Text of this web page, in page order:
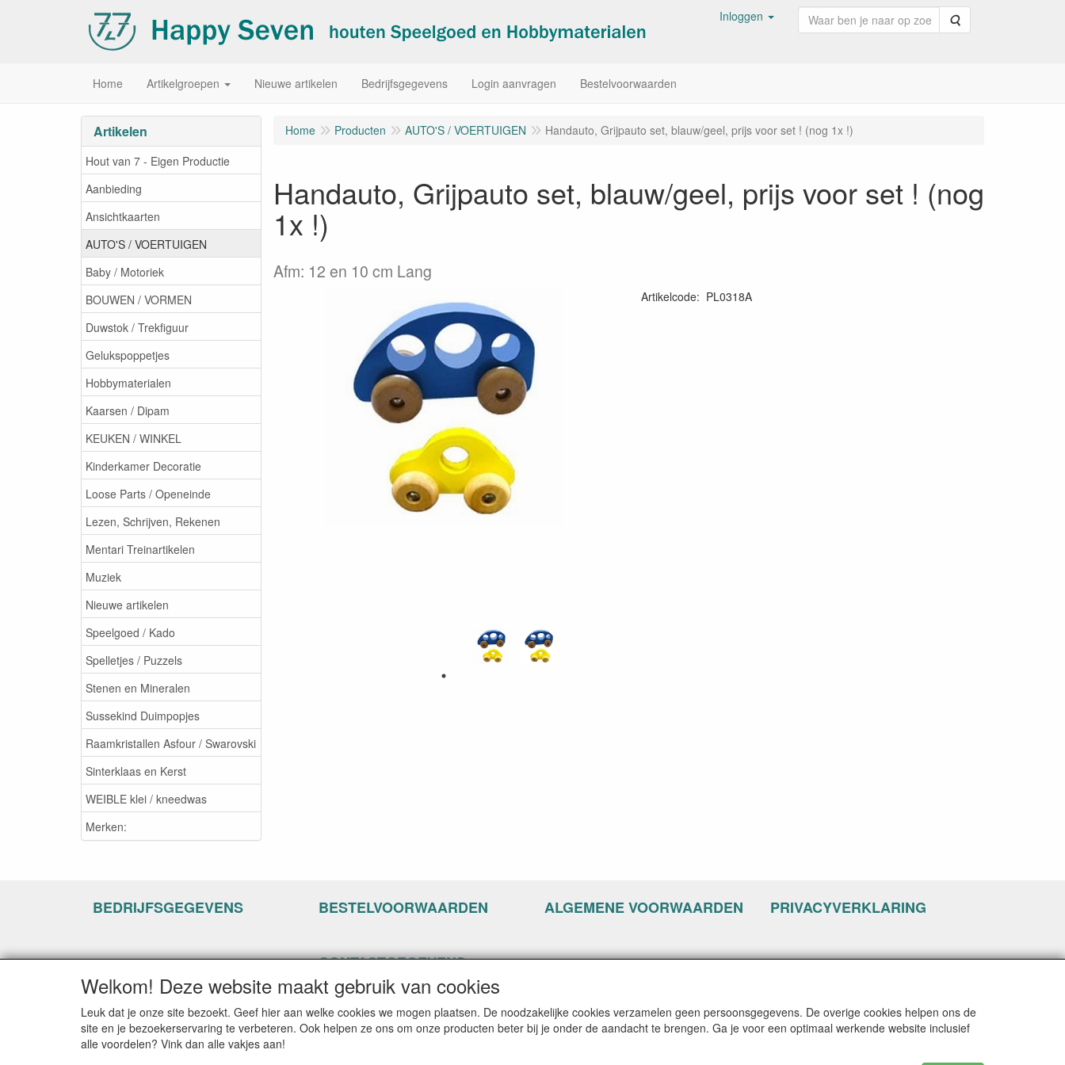
Inloggen Zoeken
Home Artikelgroepen Nieuwe artikelen Bedrijfsgegevens Login aanvragen Bestelvoorwaarden
Artikelen
Hout van 7 - Eigen Productie
Aanbieding
Ansichtkaarten
AUTO'S / VOERTUIGEN
Baby / Motoriek
BOUWEN / VORMEN
Duwstok / Trekfiguur
Gelukspoppetjes
Hobbymaterialen
Kaarsen / Dipam
KEUKEN / WINKEL
Kinderkamer Decoratie
Loose Parts / Openeinde
Lezen, Schrijven, Rekenen
Mentari Treinartikelen
Muziek
Nieuwe artikelen
Speelgoed / Kado
Spelletjes / Puzzels
Stenen en Mineralen
Sussekind Duimpopjes
Raamkristallen Asfour / Swarovski
Sinterklaas en Kerst
WEIBLE klei / kneedwas
Merken:
Home Producten AUTO'S / VOERTUIGEN Handauto, Grijpauto set, blauw/geel, prijs voor set ! (nog 1x !)
Handauto, Grijpauto set, blauw/geel, prijs voor set ! (nog
1x !)
Afm: 12 en 10 cm Lang
Artikelcode: PL0318A
BEDRIJFSGEGEVENS BESTELVOORWAARDEN ALGEMENE VOORWAARDEN PRIVACYVERKLARING
CONTACTGEGEVENS
www.happyseven.nl
Hogenhof 13-15
3861 CG Nijkerk
Welkom! Deze website maakt gebruik van cookies
Leuk dat je onze site bezoekt. Geef hier aan welke cookies we mogen plaatsen. De noodzakelijke cookies verzamelen geen persoonsgegevens. De overige cookies helpen ons de
site en je bezoekerservaring te verbeteren. Ook helpen ze ons om onze producten beter bij je onder de aandacht te brengen. Ga je voor een optimaal werkende website inclusief
alle voordelen? Vink dan alle vakjes aan!